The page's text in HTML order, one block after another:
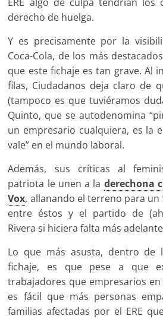
derecho de huelga.
Y es precisamente por la
Coca-Cola, de los más
que este fichaje es tan grave. Al
filas, Ciudadanos deja claro de
(tampoco es que tuviéramos
Quinto, que se autodenomina
un empresario cualquiera, es la
vale” en el mundo laboral.
Además, sus críticas al
patriota le unen a la derechona
Vox, allanando el terreno para
entre éstos y el partido de
Rivera si hiciera falta más
Lo que más asusta, dentro de
fichaje, es que pese a que
trabajadores que empresarios
es fácil que más personas
familias afectadas por el ERE